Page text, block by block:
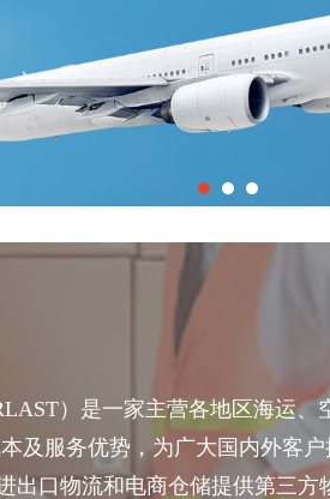
）是一家主营各地区海运、
及服务优势，为广大国内外客
出口物流和电商仓储提供第三方